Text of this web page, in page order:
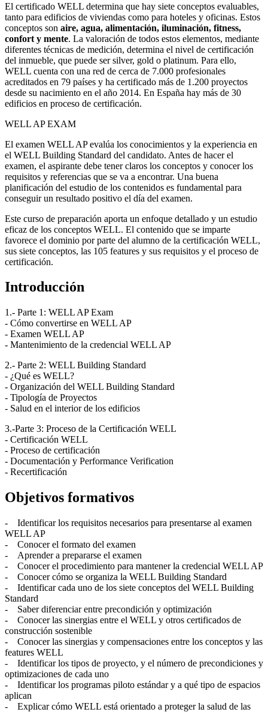
El certificado WELL determina que hay siete conceptos evaluables,
tanto para edificios de viviendas como para hoteles y oficinas. Estos
conceptos son aire, agua, alimentación, iluminación, fitness,
confort y mente. La valoración de todos estos elementos, mediante
diferentes técnicas de medición, determina el nivel de certificación
del inmueble, que puede ser silver, gold o platinum. Para ello,
WELL cuenta con una red de cerca de 7.000 profesionales
acreditados en 79 países y ha certificado más de 1.200 proyectos
desde su nacimiento en el año 2014. En España hay más de 30
edificios en proceso de certificación.
WELL AP EXAM
El examen WELL AP evalúa los conocimientos y la experiencia en
el WELL Building Standard del candidato. Antes de hacer el
examen, el aspirante debe tener claros los conceptos y conocer los
requisitos y referencias que se va a encontrar. Una buena
planificación del estudio de los contenidos es fundamental para
conseguir un resultado positivo el día del examen.
Este curso de preparación aporta un enfoque detallado y un estudio
eficaz de los conceptos WELL. El contenido que se imparte
favorece el dominio por parte del alumno de la certificación WELL,
sus siete conceptos, las 105 features y sus requisitos y el proceso de
certificación.
Introducción
1.- Parte 1: WELL AP Exam
- Cómo convertirse en WELL AP
- Examen WELL AP
- Mantenimiento de la credencial WELL AP
2.- Parte 2: WELL Building Standard
- ¿Qué es WELL?
- Organización del WELL Building Standard
- Tipología de Proyectos
- Salud en el interior de los edificios
3.-Parte 3: Proceso de la Certificación WELL
- Certificación WELL
- Proceso de certificación
- Documentación y Performance Verification
- Recertificación
Objetivos formativos
- Identificar los requisitos necesarios para presentarse al examen
WELL AP
- Conocer el formato del examen
- Aprender a prepararse el examen
- Conocer el procedimiento para mantener la credencial WELL AP
- Conocer cómo se organiza la WELL Building Standard
- Identificar cada uno de los siete conceptos del WELL Building
Standard
- Saber diferenciar entre precondición y optimización
- Conocer las sinergias entre el WELL y otros certificados de
construcción sostenible
- Conocer las sinergias y compensaciones entre los conceptos y las
features WELL
- Identificar los tipos de proyecto, y el número de precondiciones y
optimizaciones de cada uno
- Identificar los programas piloto estándar y a qué tipo de espacios
aplican
- Explicar cómo WELL está orientado a proteger la salud de las